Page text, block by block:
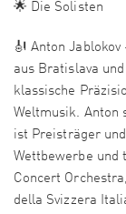
🌟 Die Solisten
🎻 Anton
aus Bratislava
klassische
Weltmusik. Anton
ist Preisträger
Wettbewerbe und
Concert
della Svizzera